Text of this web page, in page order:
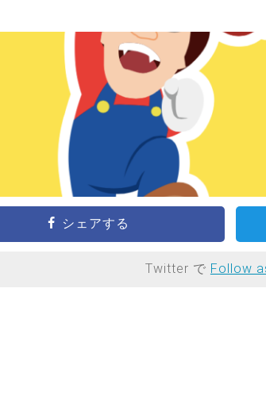
シェアする
Twitter で Follow